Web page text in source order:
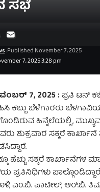
ಸಭೆ
7, 2025 3:28 pm
Published November 7, 2025
7, 2025 : ಪ್ರತಿ ಟನ್‌
ಕಬ್ಬು ಬೆಳೆಗಾರರು
ಹಿನ್ನೆಲೆಯಲ್ಲಿ,
ಶುಕ್ರವಾರ ಸಕ್ಕರೆ
ಹೆಚ್ಚು ಸಕ್ಕರೆ ಕಾರ್ಖಾನೆಗಳ
ಎಂ.ಬಿ. ಪಾಟೀಲ್, ಆರ್.ಬಿ.